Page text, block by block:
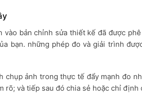
vào bản chỉnh sửa thiết kế đã được
bạn. những phép đo và giải trình
chụp ảnh trong thực tế đẩy mạnh đo
rõ; và tiếp sau đó chia sẻ hoặc chỉ